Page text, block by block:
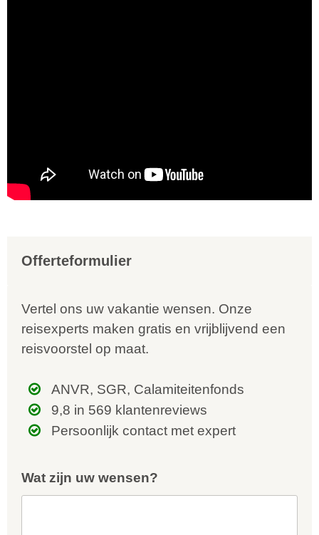
Offerteformulier
Vertel ons uw vakantie wensen. Onze
reisexperts maken gratis en vrijblijvend een
reisvoorstel op maat.
ANVR, SGR, Calamiteitenfonds
9,8 in 569 klantenreviews
Persoonlijk contact met expert
Wat zijn uw wensen?